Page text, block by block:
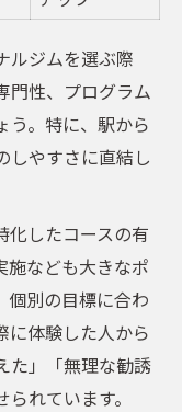
ルジムを選ぶ際
門性、プログラム
う。特に、駅から
しやすさに直結し
化したコースの有
施なども大きなポ
個別の目標に合わ
に体験した人から
た」「無理な勧誘
れています。